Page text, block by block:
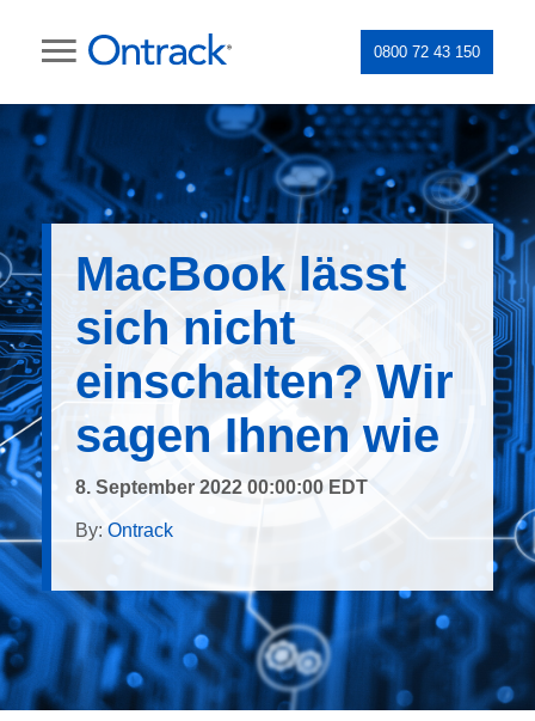
0800 72 43 150
MacBook lässt
sich nicht
einschalten? Wir
sagen Ihnen wie
8. September 2022 00:00:00 EDT
By: Ontrack